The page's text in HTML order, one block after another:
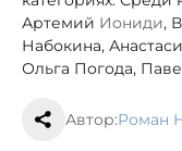
Артемий Иониди,
Набокина,
Ольга Погода,
Автор:Роман